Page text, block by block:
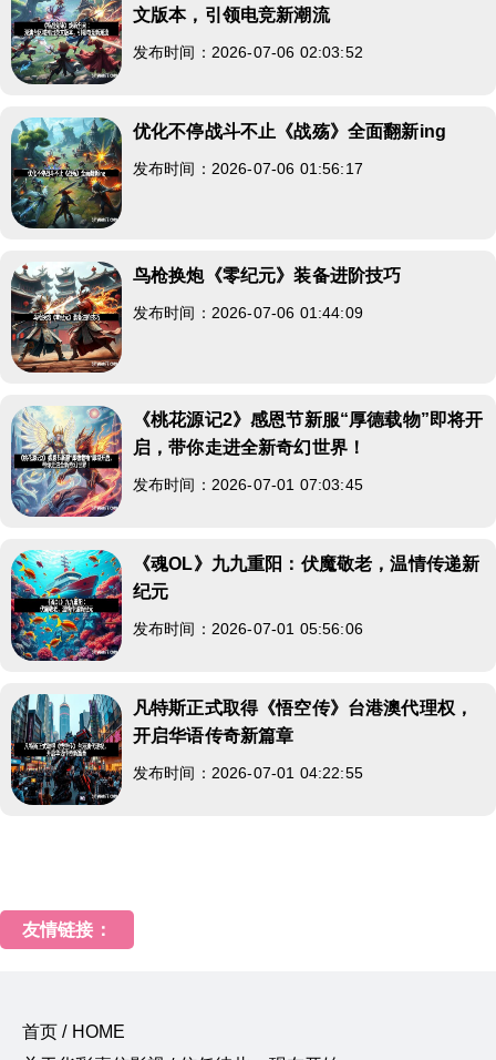
文版本，引领电竞新潮流
发布时间：2026-07-06 02:03:52
优化不停战斗不止《战殇》全面翻新ing
发布时间：2026-07-06 01:56:17
鸟枪换炮《零纪元》装备进阶技巧
发布时间：2026-07-06 01:44:09
《桃花源记2》感恩节新服“厚德载物”即将开
启，带你走进全新奇幻世界！
发布时间：2026-07-01 07:03:45
《魂OL》九九重阳：伏魔敬老，温情传递新
纪元
发布时间：2026-07-01 05:56:06
凡特斯正式取得《悟空传》台港澳代理权，
开启华语传奇新篇章
发布时间：2026-07-01 04:22:55
友情链接：
首页 / HOME